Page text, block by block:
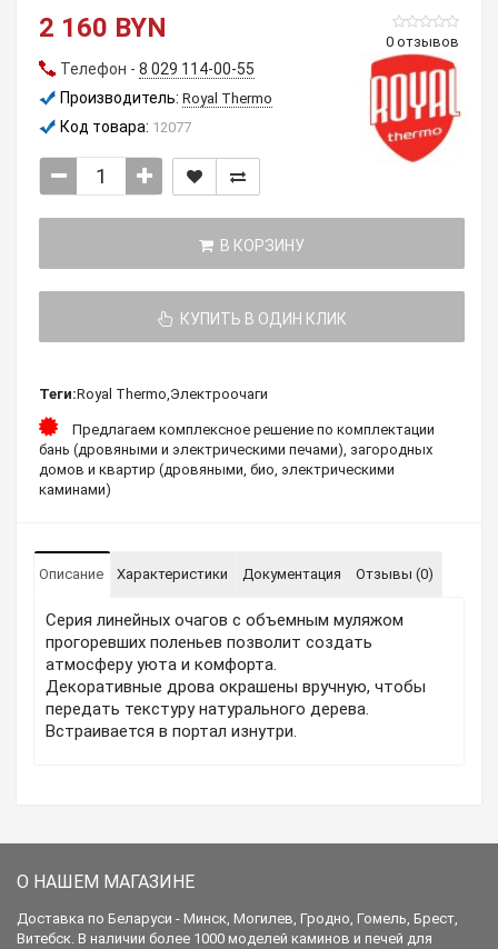
0 отзывов
2 160 BYN
Телефон - 8 029 114-00-55
Производитель: Royal Thermo
Код товара: 12077
В КОРЗИНУ
КУПИТЬ В ОДИН КЛИК
Теги:Royal Thermo,Электроочаги
Предлагаем комплексное решение по комплектации
бань (дровяными и электрическими печами), загородных
домов и квартир (дровяными, био, электрическими
каминами)
Описание Характеристики Документация Отзывы (0)
Серия линейных очагов с объемным муляжом
прогоревших поленьев позволит создать
атмосферу уюта и комфорта.
Декоративные дрова окрашены вручную, чтобы
передать текстуру натурального дерева.
Встраивается в портал изнутри.
О НАШЕМ МАГАЗИНЕ
Доставка по Беларуси - Минск, Могилев, Гродно, Гомель, Брест,
Витебск. В наличии более 1000 моделей каминов и печей для